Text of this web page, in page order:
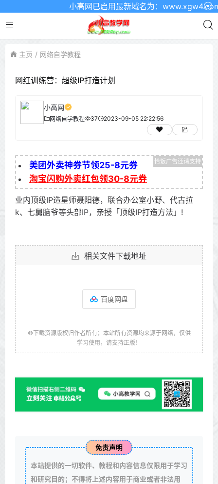
小高网已启用最新域名为：www.xgw4.com
主页 网络自学教程
网红训练营：超级IP打造计划
小高网
网络自学教程 37 2023-09-05 22:22:56
美团外卖神券节领25-8元券
淘宝闪购外卖红包领30-8元券
业内顶级IP造星师聂阳德，联合办公室小野、代古拉
k、七舅脑爷等头部IP，亲授「顶级IP打造方法」!
相关文件下载地址
百度网盘
©下载资源版权归作者所有；本站所有资源均来源于网络，仅供
学习使用，请支持正版！
免责声明
本站提供的一切软件、教程和内容信息仅限用于学习
和研究目的；不得将上述内容用于商业或者非法用